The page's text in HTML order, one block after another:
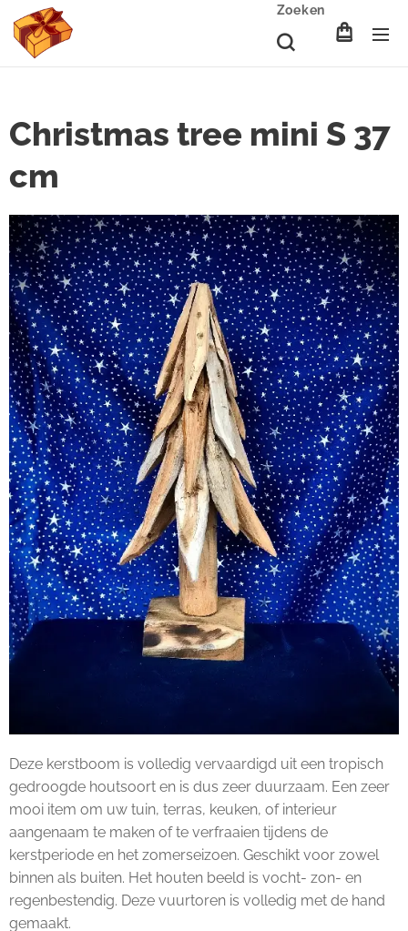
Zoeken
Christmas tree mini S 37
cm
Deze kerstboom is volledig vervaardigd uit een tropisch
gedroogde houtsoort en is dus zeer duurzaam. Een zeer
mooi item om uw tuin, terras, keuken, of interieur
aangenaam te maken of te verfraaien tijdens de
kerstperiode en het zomerseizoen. Geschikt voor zowel
binnen als buiten. Het houten beeld is vocht- zon- en
regenbestendig. Deze vuurtoren is volledig met de hand
gemaakt.